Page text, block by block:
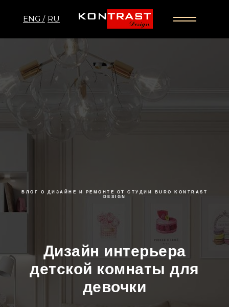
ENG / RU
БЛОГ О ДИЗАЙНЕ И РЕМОНТЕ ОТ СТУДИИ BURO KONTRAST
DESIGN
Дизайн интерьера
детской комнаты для
девочки